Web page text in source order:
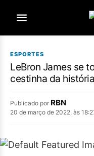
ESPORTES
LeBron James se
cestinha da
Publicado por RBN
20 de março de 2022, às